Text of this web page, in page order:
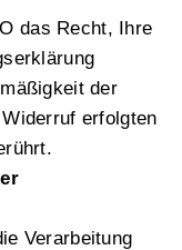
das Recht, Ihre
der
erfolgten
Verarbeitung